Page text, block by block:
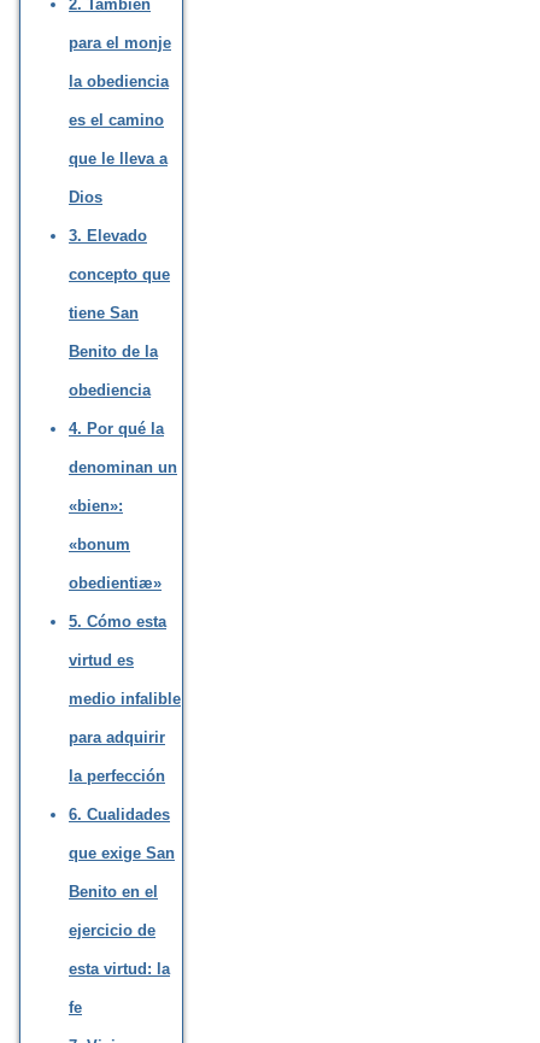
2. También
para el monje
la obediencia
es el camino
que le lleva a
Dios
3. Elevado
concepto que
tiene San
Benito de la
obediencia
4. Por qué la
denominan un
«bien»:
«bonum
obedientiæ»
5. Cómo esta
virtud es
medio infalible
para adquirir
la perfección
6. Cualidades
que exige San
Benito en el
ejercicio de
esta virtud: la
fe